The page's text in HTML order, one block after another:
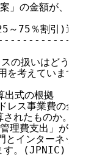
の金額が、当日ご
75％割引)適用前の
の扱いはどう考えて
を考えています。
出式の根拠
レス事業費の金額は
れたものか。
費支出」が該当し
インターネット基盤
す。(JPNIC)